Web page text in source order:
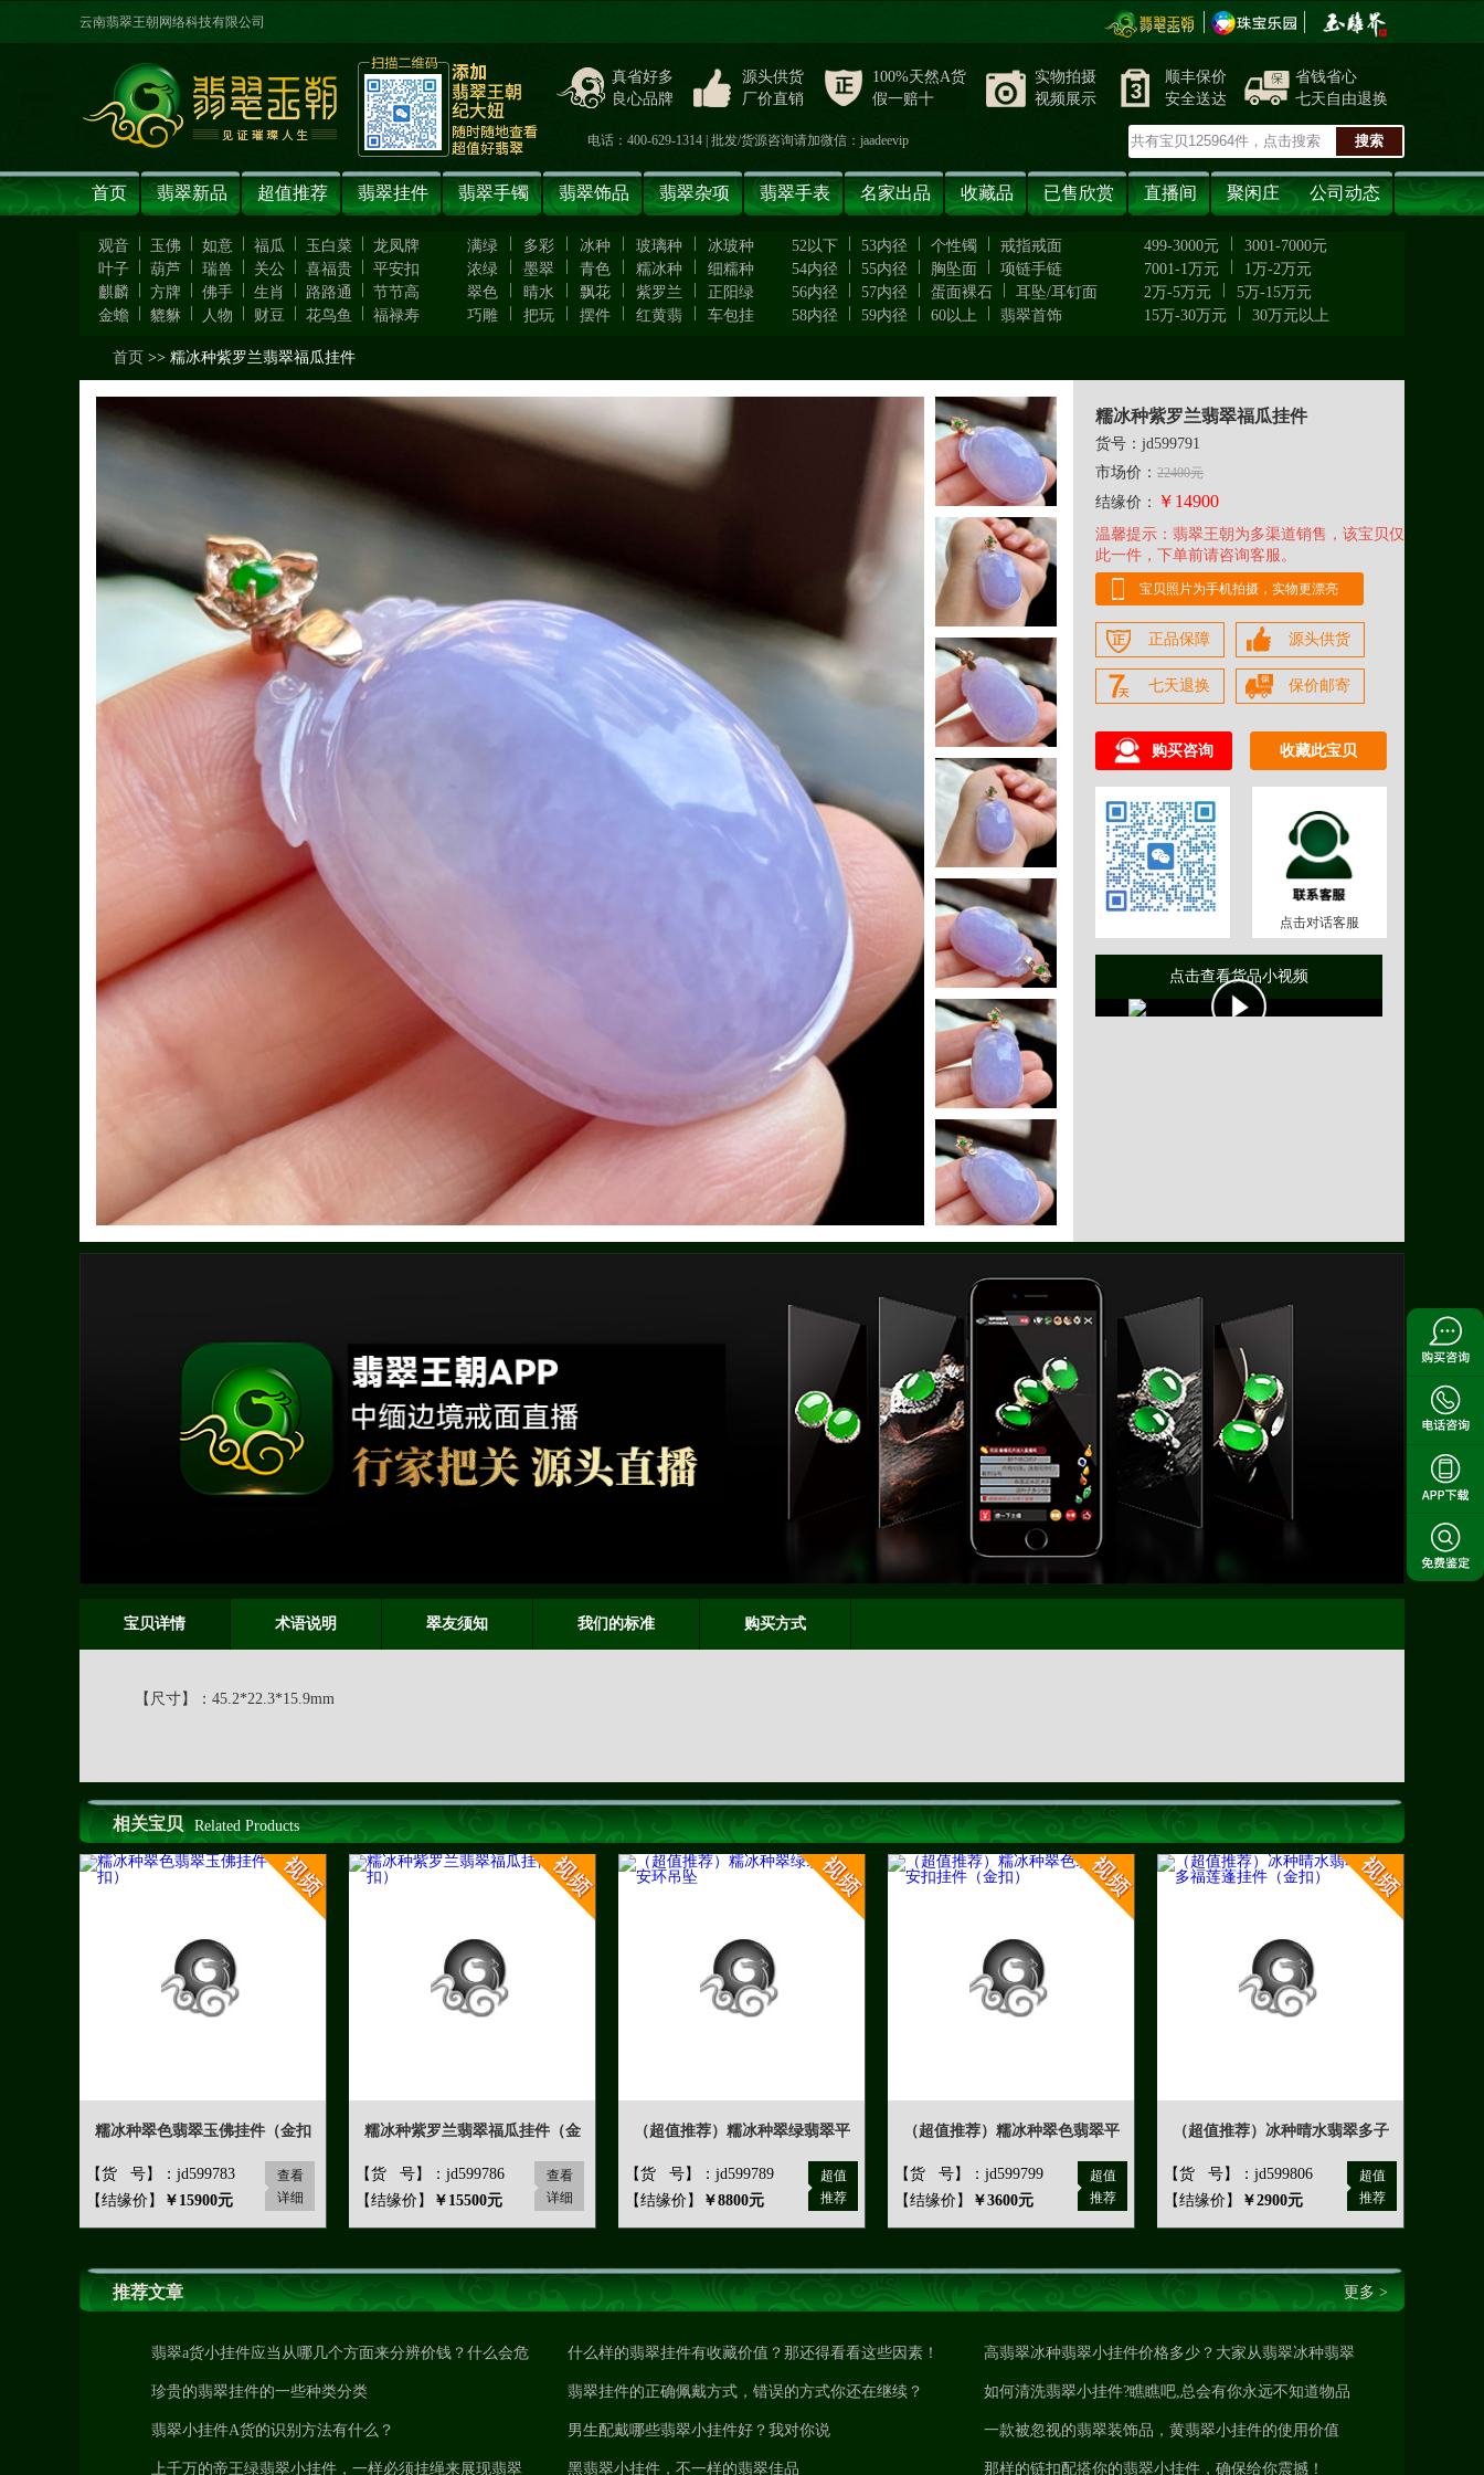
云南翡翠王朝网络科技有限公司
真省好多
良心品牌
源头供货
厂价直销
100%天然A货
假一赔十
实物拍摄
视频展示
顺丰保价
安全送达
省钱省心
七天自由退换
电话：400-629-1314 | 批发/货源咨询请加微信：jaadeevip
首页 翡翠新品 超值推荐 翡翠挂件 翡翠手镯 翡翠饰品 翡翠杂项 翡翠手表 名家出品 收藏品 已售欣赏 直播间 聚闲庄 公司动态
观音 玉佛 如意 福瓜 玉白菜
龙凤牌
叶子
葫芦 瑞兽 关公 喜福贵
平安扣
麒麟
方牌 佛手 生肖 路路通
节节高
金蟾
貔貅 人物 财豆 花鸟鱼 福禄寿
满绿 多彩 冰种 玻璃种
冰玻种
浓绿
墨翠 青色 糯冰种
细糯种
翠色
晴水 飘花 紫罗兰
正阳绿
巧雕
把玩 摆件 红黄翡 车包挂
52以下 53内径 个性镯
戒指戒面
54内径
55内径 胸坠面
项链手链
56内径
57内径 蛋面裸石
耳坠/耳钉面
58内径
59内径 60以上 翡翠首饰
499-3000元
3001-7000元
7001-1万元
1万-2万元
2万-5万元
5万-15万元
15万-30万元
30万元以上
首页 >> 糯冰种紫罗兰翡翠福瓜挂件
糯冰种紫罗兰翡翠福瓜挂件
货号：jd599791
市场价： 22400元
结缘价： ￥14900
温馨提示：翡翠王朝为多渠道销售，该宝贝仅
此一件，下单前请咨询客服。
宝贝照片为手机拍摄，实物更漂亮
正品保障 源头供货
七天退换 保价邮寄
购买咨询 收藏此宝贝
点击对话客服
点击查看货品小视频
宝贝详情 术语说明 翠友须知 我们的标准 购买方式
【尺寸】： 45.2*22.3*15.9mm
相关宝贝 Related Products
糯冰种翠色翡翠玉佛挂件（金扣
【货 号】：jd599783
【结缘价】
￥15900元
查看
详细
糯冰种紫罗兰翡翠福瓜挂件（金
【货 号】：jd599786
【结缘价】
￥15500元
查看
详细
（超值推荐）糯冰种翠绿翡翠平
【货 号】：jd599789
【结缘价】
￥8800元
超值
推荐
（超值推荐）糯冰种翠色翡翠平
【货 号】：jd599799
【结缘价】
￥3600元
超值
推荐
（超值推荐）冰种晴水翡翠多子
【货 号】：jd599806
【结缘价】
￥2900元
超值
推荐
推荐文章 更多 >
翡翠a货小挂件应当从哪几个方面来分辨价钱？什么会危
害价钱？
什么样的翡翠挂件有收藏价值？那还得看看这些因素！ 高翡翠冰种翡翠小挂件价格多少？大家从翡翠冰种翡翠
小挂件的总体看来
珍贵的翡翠挂件的一些种类分类 翡翠挂件的正确佩戴方式，错误的方式你还在继续？ 如何清洗翡翠小挂件?瞧瞧吧,总会有你永远不知道物品
翡翠小挂件A货的识别方法有什么？ 男生配戴哪些翡翠小挂件好？我对你说 一款被忽视的翡翠装饰品，黄翡翠小挂件的使用价值
上千万的帝王绿翡翠小挂件，一样必须挂绳来展现翡翠 黑翡翠小挂件，不一样的翡翠佳品 那样的链扣配搭你的翡翠小挂件，确保给你震撼！